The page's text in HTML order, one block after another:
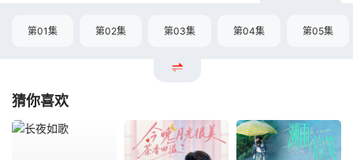
第01集 第02集 第03集 第04集 第05集
猜你喜欢